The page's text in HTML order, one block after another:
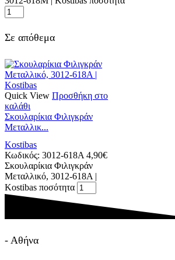
Σε απόθεμα
Quick View Προσθήκη στο
καλάθι
Σκουλαρίκια Φιλιγκράν
Μεταλλικ...
Kostibas
Κωδικός: 3012-618A 4,90€
Σκουλαρίκια Φιλιγκράν
Μεταλλικό, 3012-618A |
Kostibas ποσότητα
- Αθήνα